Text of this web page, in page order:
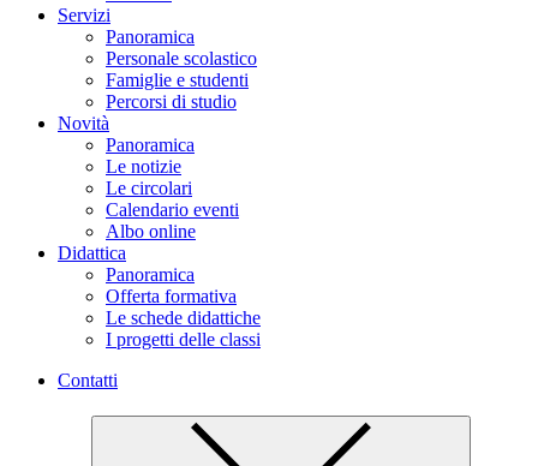
Servizi
Panoramica
Personale scolastico
Famiglie e studenti
Percorsi di studio
Novità
Panoramica
Le notizie
Le circolari
Calendario eventi
Albo online
Didattica
Panoramica
Offerta formativa
Le schede didattiche
I progetti delle classi
Contatti